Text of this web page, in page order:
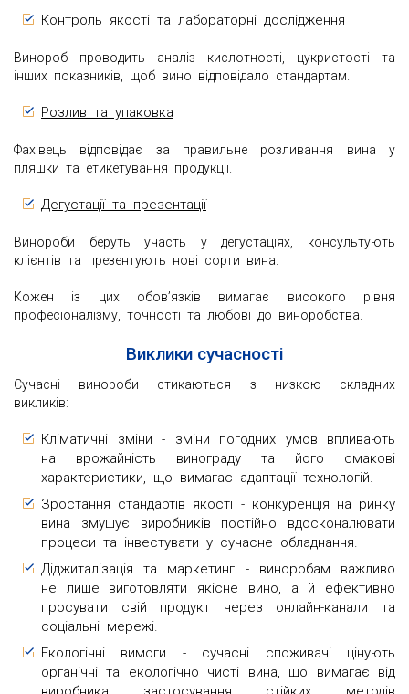
Контроль якості та лабораторні дослідження
Винороб проводить аналіз кислотності, цукристості та
інших показників, щоб вино відповідало стандартам.
Розлив та упаковка
Фахівець відповідає за правильне розливання вина у
пляшки та етикетування продукції.
Дегустації та презентації
Винороби беруть участь у дегустаціях, консультують
клієнтів та презентують нові сорти вина.
Кожен із цих обов’язків вимагає високого рівня
професіоналізму, точності та любові до виноробства.
Виклики сучасності
Сучасні винороби стикаються з низкою складних
викликів:
Кліматичні зміни - зміни погодних умов впливають
на врожайність винограду та його смакові
характеристики, що вимагає адаптації технологій.
Зростання стандартів якості - конкуренція на ринку
вина змушує виробників постійно вдосконалювати
процеси та інвестувати у сучасне обладнання.
Діджиталізація та маркетинг - виноробам важливо
не лише виготовляти якісне вино, а й ефективно
просувати свій продукт через онлайн-канали та
соціальні мережі.
Екологічні вимоги - сучасні споживачі цінують
органічні та екологічно чисті вина, що вимагає від